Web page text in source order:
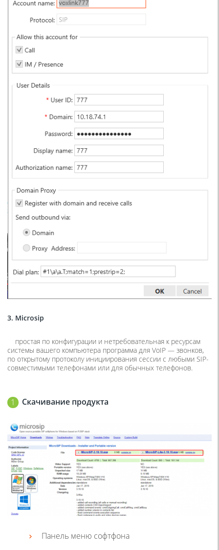
3. Microsip
простая по конфигурации и нетребовательная к ресурсам
системы вашего компьютера программа для VoIP — звонков,
по открытому протоколу инициирования сессии с любыми SIP-
совместимыми телефонами или для обычных телефонов.
Скачивание продукта
Панель меню софтфона